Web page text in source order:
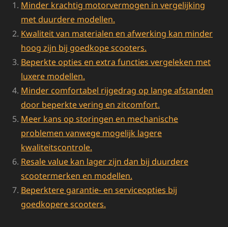
Minder krachtig motorvermogen in vergelijking
met duurdere modellen.
Kwaliteit van materialen en afwerking kan minder
hoog zijn bij goedkope scooters.
Beperkte opties en extra functies vergeleken met
luxere modellen.
Minder comfortabel rijgedrag op lange afstanden
door beperkte vering en zitcomfort.
Meer kans op storingen en mechanische
problemen vanwege mogelijk lagere
kwaliteitscontrole.
Resale value kan lager zijn dan bij duurdere
scootermerken en modellen.
Beperktere garantie- en serviceopties bij
goedkopere scooters.